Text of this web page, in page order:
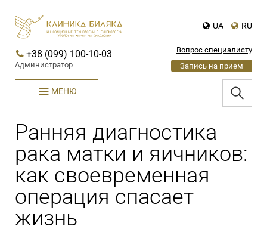
UA RU
+38 (099) 100-10-03
Администратор
Вопрос специалисту
Запись на прием
МЕНЮ
Ранняя диагностика
рака матки и яичников:
как своевременная
операция спасает
жизнь